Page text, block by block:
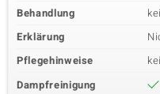
Behandlung
Erklärung
Pflegehinweise
Dampfreinigung